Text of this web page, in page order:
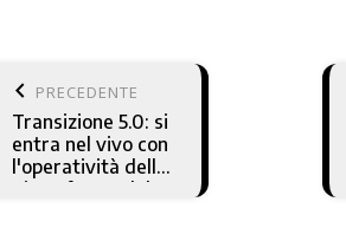
keyboard_arrow_left PRECEDENTE
Transizione 5.0: si
entra nel vivo con
l'operatività della
Piattaforma del